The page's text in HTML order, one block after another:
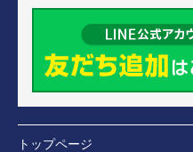
トップページ